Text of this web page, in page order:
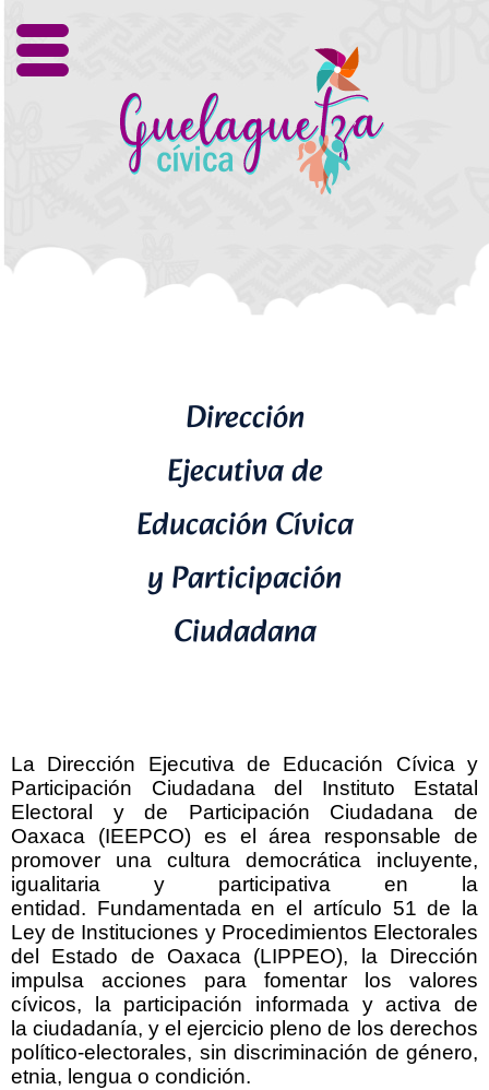
Dirección
Ejecutiva de
Educación Cívica
y Participación
Ciudadana
La Dirección Ejecutiva de Educación Cívica y
Participación Ciudadana del Instituto Estatal
Electoral y de Participación Ciudadana de
Oaxaca (IEEPCO) es el área responsable de
promover una cultura democrática incluyente,
igualitaria y participativa en la
entidad. Fundamentada en el artículo 51 de la
Ley de Instituciones y Procedimientos Electorales
del Estado de Oaxaca (LIPPEO), la Dirección
impulsa acciones para fomentar los valores
cívicos, la participación informada y activa de
la ciudadanía, y el ejercicio pleno de los derechos
político-electorales, sin discriminación de género,
etnia, lengua o condición.